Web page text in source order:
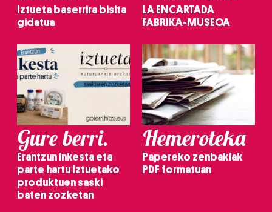
Iztueta baserrira bisita
gidatua
LA ENCARTADA
FABRIKA-MUSEOA
Gure berri.
Erantzun inkesta eta
parte hartu Iztuetako
produktuen saski
baten zozketan
Hemeroteka
Papereko zenbakiak
PDF formatuan